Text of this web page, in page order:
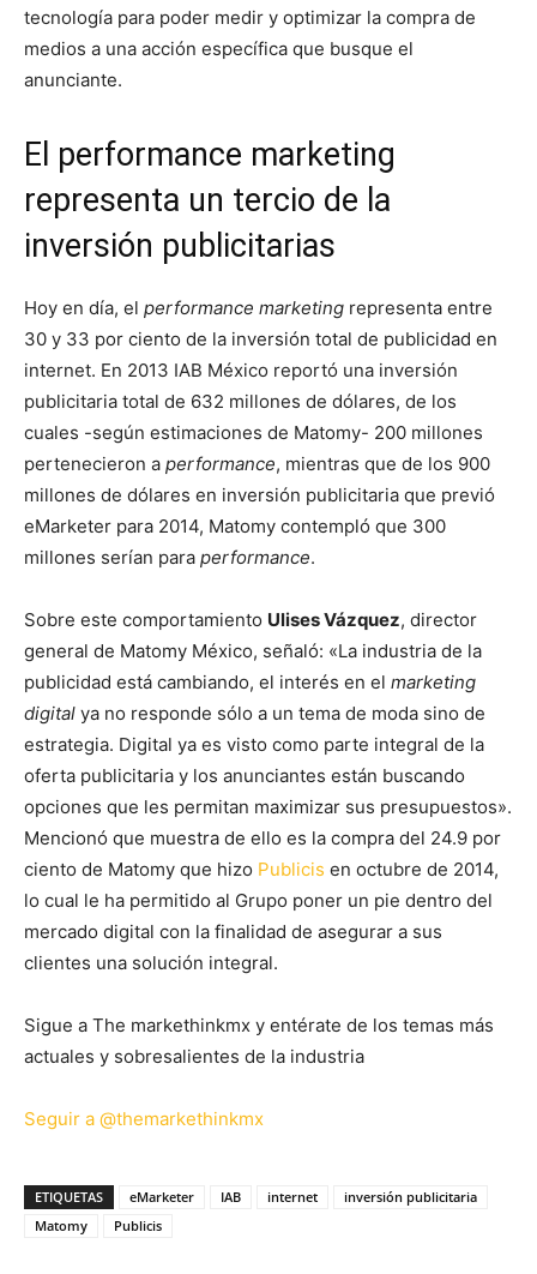
tecnología para poder medir y optimizar la compra de
medios a una acción específica que busque el
anunciante.
El performance marketing
representa un tercio de la
inversión publicitarias
Hoy en día, el performance marketing representa entre
30 y 33 por ciento de la inversión total de publicidad en
internet. En 2013 IAB México reportó una inversión
publicitaria total de 632 millones de dólares, de los
cuales -según estimaciones de Matomy- 200 millones
pertenecieron a performance, mientras que de los 900
millones de dólares en inversión publicitaria que previó
eMarketer para 2014, Matomy contempló que 300
millones serían para performance.
Sobre este comportamiento Ulises Vázquez, director
general de Matomy México, señaló: «La industria de la
publicidad está cambiando, el interés en el marketing
digital ya no responde sólo a un tema de moda sino de
estrategia. Digital ya es visto como parte integral de la
oferta publicitaria y los anunciantes están buscando
opciones que les permitan maximizar sus presupuestos».
Mencionó que muestra de ello es la compra del 24.9 por
ciento de Matomy que hizo Publicis en octubre de 2014,
lo cual le ha permitido al Grupo poner un pie dentro del
mercado digital con la finalidad de asegurar a sus
clientes una solución integral.
Sigue a The markethinkmx y entérate de los temas más
actuales y sobresalientes de la industria
Seguir a @themarkethinkmx
ETIQUETAS eMarketer IAB internet
inversión publicitaria
Matomy
Publicis